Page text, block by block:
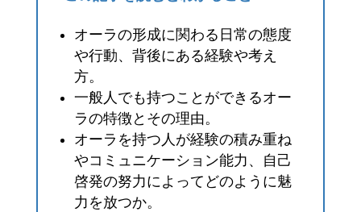
オーラの形成に関わる日常の態度
や行動、背後にある経験や考え
方。
一般人でも持つことができるオー
ラの特徴とその理由。
オーラを持つ人が経験の積み重ね
やコミュニケーション能力、自己
啓発の努力によってどのように魅
力を放つか。